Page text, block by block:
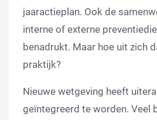
jaaractieplan. Ook de
interne of externe
benadrukt. Maar hoe uit zich
praktijk?
Nieuwe wetgeving heeft
geïntegreerd te worden. Veel